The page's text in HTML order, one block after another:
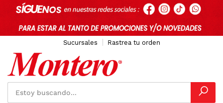
Sucursales Rastrea tu orden